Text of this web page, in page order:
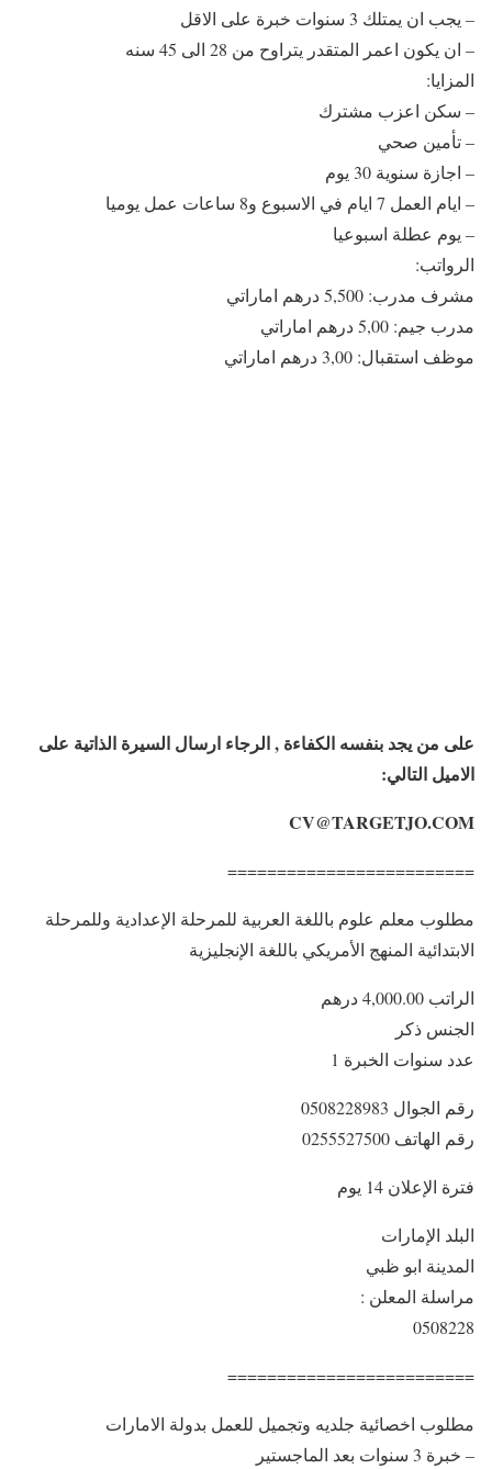
– يجب ان يمتلك 3 سنوات خبرة على الاقل
– ان يكون اعمر المتقدر يتراوح من 28 الى 45 سنه
المزايا:
– سكن اعزب مشترك
– تأمين صحي
– اجازة سنوية 30 يوم
– ايام العمل 7 ايام في الاسبوع و8 ساعات عمل يوميا
– يوم عطلة اسبوعيا
الرواتب:
مشرف مدرب: 5,500 درهم اماراتي
مدرب جيم: 5,00 درهم اماراتي
موظف استقبال: 3,00 درهم اماراتي
على من يجد بنفسه الكفاءة , الرجاء ارسال السيرة الذاتية على
الاميل التالي:
CV@TARGETJO.COM
=========================
مطلوب معلم علوم باللغة العربية للمرحلة الإعدادية وللمرحلة
الابتدائية المنهج الأمريكي باللغة الإنجليزية
الراتب 4,000.00 درهم
الجنس ذكر
عدد سنوات الخبرة 1
رقم الجوال 0508228983
رقم الهاتف 0255527500
فترة الإعلان 14 يوم
البلد الإمارات
المدينة ابو ظبي
مراسلة المعلن :
0508228
=========================
مطلوب اخصائية جلديه وتجميل للعمل بدولة الامارات
– خبرة 3 سنوات بعد الماجستير